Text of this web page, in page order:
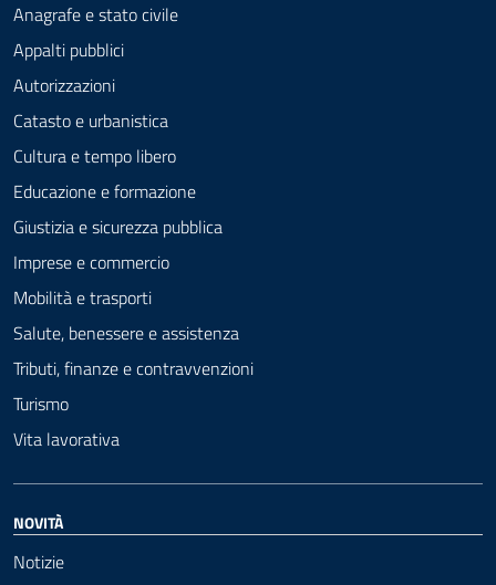
Anagrafe e stato civile
Appalti pubblici
Autorizzazioni
Catasto e urbanistica
Cultura e tempo libero
Educazione e formazione
Giustizia e sicurezza pubblica
Imprese e commercio
Mobilità e trasporti
Salute, benessere e assistenza
Tributi, finanze e contravvenzioni
Turismo
Vita lavorativa
NOVITÀ
Notizie